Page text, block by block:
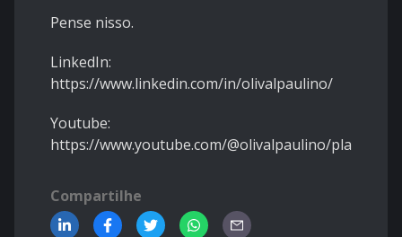
Pense nisso.
LinkedIn:
https://www.linkedin.com/in/olivalpaulino/
Youtube:
https://www.youtube.com/@olivalpaulino/playlists
Compartilhe